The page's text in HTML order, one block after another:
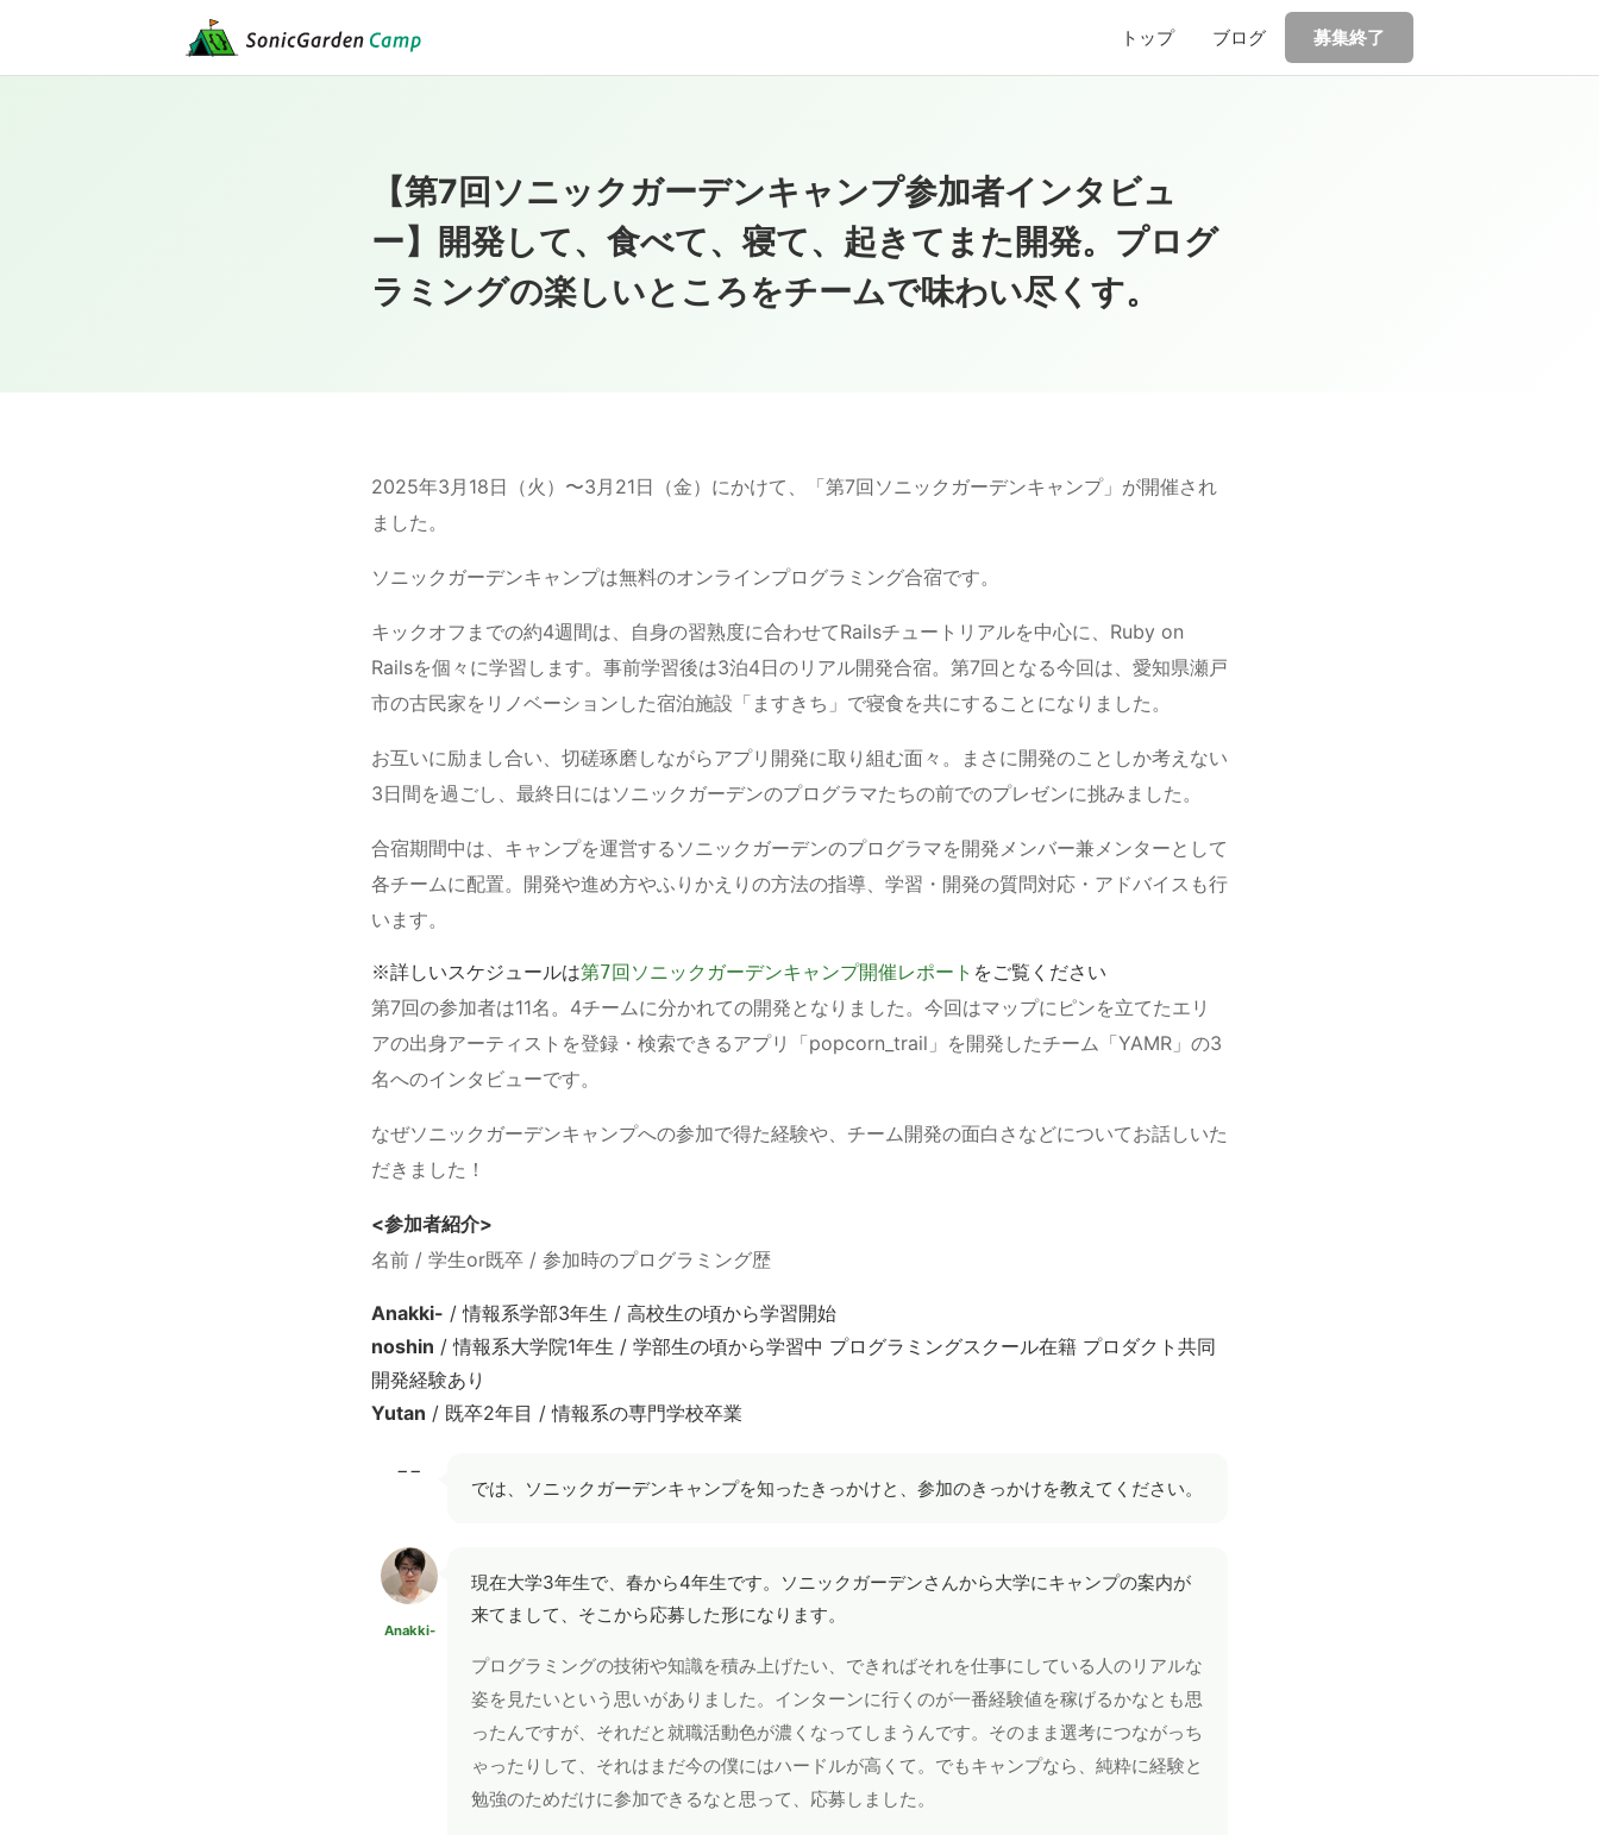
トップ ブログ 募集終了
【第7回ソニックガーデンキャンプ参加者インタビュ
ー】開発して、食べて、寝て、起きてまた開発。プログ
ラミングの楽しいところをチームで味わい尽くす。
2025年3月18日（火）〜3月21日（金）にかけて、「第7回ソニックガーデンキャンプ」が開催され
ました。
ソニックガーデンキャンプは無料のオンラインプログラミング合宿です。
キックオフまでの約4週間は、自身の習熟度に合わせてRailsチュートリアルを中心に、Ruby on
Railsを個々に学習します。事前学習後は3泊4日のリアル開発合宿。第7回となる今回は、愛知県瀬戸
市の古民家をリノベーションした宿泊施設「ますきち」で寝食を共にすることになりました。
お互いに励まし合い、切磋琢磨しながらアプリ開発に取り組む面々。まさに開発のことしか考えない
3日間を過ごし、最終日にはソニックガーデンのプログラマたちの前でのプレゼンに挑みました。
合宿期間中は、キャンプを運営するソニックガーデンのプログラマを開発メンバー兼メンターとして
各チームに配置。開発や進め方やふりかえりの方法の指導、学習・開発の質問対応・アドバイスも行
います。
※詳しいスケジュールは第7回ソニックガーデンキャンプ開催レポート をご覧ください
第7回の参加者は11名。4チームに分かれての開発となりました。今回はマップにピンを立てたエリ
アの出身アーティストを登録・検索できるアプリ「popcorn_trail」を開発したチーム「YAMR」の3
名へのインタビューです。
なぜソニックガーデンキャンプへの参加で得た経験や、チーム開発の面白さなどについてお話しいた
だきました！
<参加者紹介>
名前 / 学生or既卒 / 参加時のプログラミング歴
Anakki- / 情報系学部3年生 / 高校生の頃から学習開始
noshin / 情報系大学院1年生 / 学部生の頃から学習中 プログラミングスクール在籍 プロダクト共同
開発経験あり
Yutan / 既卒2年目 / 情報系の専門学校卒業
−−
では、ソニックガーデンキャンプを知ったきっかけと、参加のきっかけを教えてください。
Anakki-
現在大学3年生で、春から4年生です。ソニックガーデンさんから大学にキャンプの案内が
来てまして、そこから応募した形になります。
プログラミングの技術や知識を積み上げたい、できればそれを仕事にしている人のリアルな
姿を見たいという思いがありました。インターンに行くのが一番経験値を稼げるかなとも思
ったんですが、それだと就職活動色が濃くなってしまうんです。そのまま選考につながっち
ゃったりして、それはまだ今の僕にはハードルが高くて。でもキャンプなら、純粋に経験と
勉強のためだけに参加できるなと思って、応募しました。